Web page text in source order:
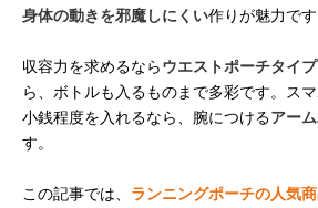
身体の動きを邪魔しにくい作りが魅力です
収容力を求めるならウエストポーチタイプ
ら、ボトルも入るものまで多彩です。ス
小銭程度を入れるなら、腕につけるアー
す。
この記事では、 ランニングポーチの人気